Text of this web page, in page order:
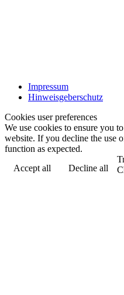
Impressum
Hinweisgeberschutz
Cookies user preferences
We use cookies to ensure you
website. If you decline the use
function as expected.
Accept all
Decline all